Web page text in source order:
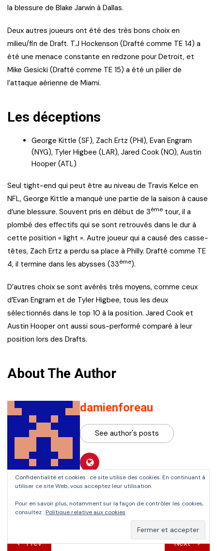
la blessure de Blake Jarwin à Dallas.
Deux autres joueurs ont été des très bons choix en
milieu/fin de Draft. T.J Hockenson (Drafté comme TE 14) a
été une menace constante en redzone pour Detroit, et
Mike Gesicki (Drafté comme TE 15) a été un pilier de
l’attaque aérienne de Miami.
Les déceptions
George Kittle (SF), Zach Ertz (PHI), Evan Engram
(NYG), Tyler Higbee (LAR), Jared Cook (NO), Austin
Hooper (ATL)
Seul tight-end qui peut être au niveau de Travis Kelce en
NFL, George Kittle a manqué une partie de la saison à cause
d’une blessure. Souvent pris en début de 3ème tour, il a
plombé des effectifs qui se sont retrouvés dans le dur à
cette position « light ». Autre joueur qui a causé des casse-
têtes, Zach Ertz a perdu sa place à Philly. Drafté comme TE
4, il termine dans les abysses (33ème).
D’autres choix se sont avérés très moyens, comme ceux
d’Evan Engram et de Tyler Higbee, tous les deux
sélectionnés dans le top 10 à la position. Jared Cook et
Austin Hooper ont aussi sous-performé comparé à leur
position lors des Drafts.
About The Author
damienforeau
See author's posts
Navigation
Prev Next
Confidentialité et cookies : ce site utilise des cookies. En continuant à
utiliser ce site Web, vous acceptez leur utilisation.
Pour en savoir plus, notamment sur la façon de contrôler les cookies,
consultez : Politique relative aux cookies